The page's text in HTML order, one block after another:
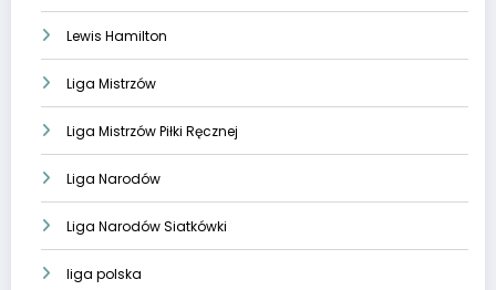
Lewis Hamilton
Liga Mistrzów
Liga Mistrzów Piłki Ręcznej
Liga Narodów
Liga Narodów Siatkówki
liga polska